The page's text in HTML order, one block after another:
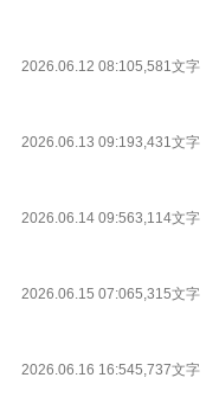
2026.06.12 08:105,581文字
2026.06.13 09:193,431文字
2026.06.14 09:563,114文字
2026.06.15 07:065,315文字
2026.06.16 16:545,737文字